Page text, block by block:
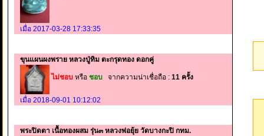
เมื่อ 2017-03-28 17:33:35
ขุนแผนผงพราย หลวงปู่ทิม ตะกรุดทอง ดอกคู่
ไม่ชอบ หรือ ชอบ จากความน่าเชื่อถือ : 11 ครั้ง
เมื่อ 2018-09-01 10:12:02
พระปิดตา เนื้อทองผสม รุ่น๓ หลวงพ่อยุ้ย วัดบางกะปิ กทม.